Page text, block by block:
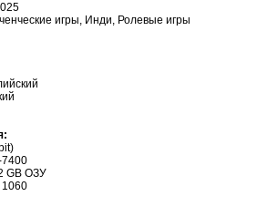
игры, Инди, Ролевые игры
7400
GB ОЗУ
1060